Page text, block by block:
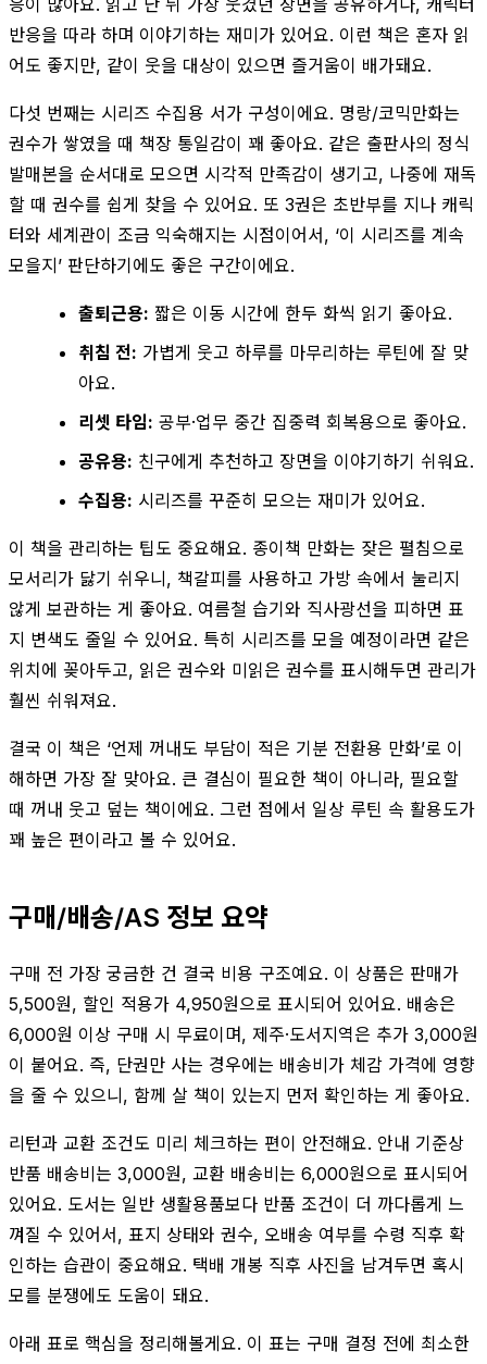
반응을 따라 하며 이야기하는 재미가 있어요. 이런 책은 혼자 읽
어도 좋지만, 같이 웃을 대상이 있으면 즐거움이 배가돼요.
다섯 번째는 시리즈 수집용 서가 구성이에요. 명랑/코믹만화는
권수가 쌓였을 때 책장 통일감이 꽤 좋아요. 같은 출판사의 정식
발매본을 순서대로 모으면 시각적 만족감이 생기고, 나중에 재독
할 때 권수를 쉽게 찾을 수 있어요. 또 3권은 초반부를 지나 캐릭
터와 세계관이 조금 익숙해지는 시점이어서, ‘이 시리즈를 계속
모을지’ 판단하기에도 좋은 구간이에요.
출퇴근용: 짧은 이동 시간에 한두 화씩 읽기 좋아요.
취침 전: 가볍게 웃고 하루를 마무리하는 루틴에 잘 맞
아요.
리셋 타임: 공부·업무 중간 집중력 회복용으로 좋아요.
공유용: 친구에게 추천하고 장면을 이야기하기 쉬워요.
수집용: 시리즈를 꾸준히 모으는 재미가 있어요.
이 책을 관리하는 팁도 중요해요. 종이책 만화는 잦은 펼침으로
모서리가 닳기 쉬우니, 책갈피를 사용하고 가방 속에서 눌리지
않게 보관하는 게 좋아요. 여름철 습기와 직사광선을 피하면 표
지 변색도 줄일 수 있어요. 특히 시리즈를 모을 예정이라면 같은
위치에 꽂아두고, 읽은 권수와 미읽은 권수를 표시해두면 관리가
훨씬 쉬워져요.
결국 이 책은 ‘언제 꺼내도 부담이 적은 기분 전환용 만화’로 이
해하면 가장 잘 맞아요. 큰 결심이 필요한 책이 아니라, 필요할
때 꺼내 웃고 덮는 책이에요. 그런 점에서 일상 루틴 속 활용도가
꽤 높은 편이라고 볼 수 있어요.
구매/배송/AS 정보 요약
구매 전 가장 궁금한 건 결국 비용 구조예요. 이 상품은 판매가
5,500원, 할인 적용가 4,950원으로 표시되어 있어요. 배송은
6,000원 이상 구매 시 무료이며, 제주·도서지역은 추가 3,000원
이 붙어요. 즉, 단권만 사는 경우에는 배송비가 체감 가격에 영향
을 줄 수 있으니, 함께 살 책이 있는지 먼저 확인하는 게 좋아요.
리턴과 교환 조건도 미리 체크하는 편이 안전해요. 안내 기준상
반품 배송비는 3,000원, 교환 배송비는 6,000원으로 표시되어
있어요. 도서는 일반 생활용품보다 반품 조건이 더 까다롭게 느
껴질 수 있어서, 표지 상태와 권수, 오배송 여부를 수령 직후 확
인하는 습관이 중요해요. 택배 개봉 직후 사진을 남겨두면 혹시
모를 분쟁에도 도움이 돼요.
아래 표로 핵심을 정리해볼게요. 이 표는 구매 결정 전에 최소한